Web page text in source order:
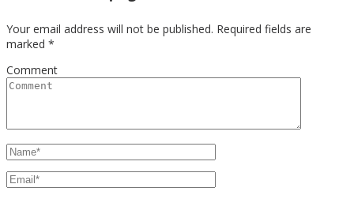
Your email address will not be published. Required fields are
marked *
Comment